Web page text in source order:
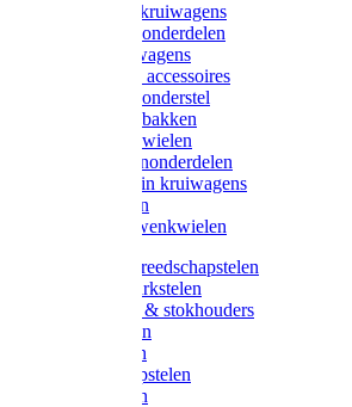
Landbouwkruiwagens
Kruiwagenonderdelen
Bouwkruiwagens
Kruiwagen accessoires
Kruiwagenonderstel
Kruiwagenbakken
Kruiwagenwielen
Steekwagenonderdelen
Huis en Tuin kruiwagens
Steekwagen
Bok- en Zwenkwielen
Overige gereedschapstelen
Bezem-/Harkstelen
Handvaten & stokhouders
Hamerstelen
Spadestelen
Graanschopstelen
Schopstelen